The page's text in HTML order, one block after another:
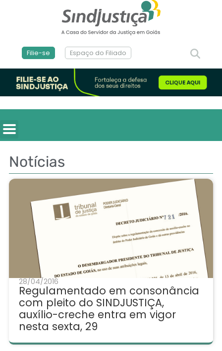
Filie-se Espaço do Filiado
Notícias
28/04/2016
Regulamentado em consonância
com pleito do SINDJUSTIÇA,
auxílio-creche entra em vigor
nesta sexta, 29